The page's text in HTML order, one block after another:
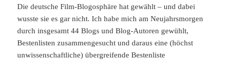
Die deutsche Film-Blogosphäre hat gewählt – und dabei
wusste sie es gar nicht. Ich habe mich am Neujahrsmorgen
durch insgesamt 44 Blogs und Blog-Autoren gewühlt,
Bestenlisten zusammengesucht und daraus eine (höchst
unwissenschaftliche) übergreifende Bestenliste